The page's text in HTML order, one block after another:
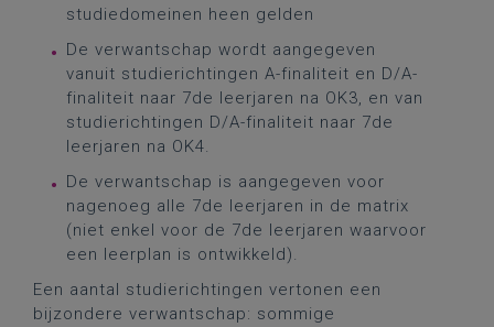
studiedomeinen heen gelden
De verwantschap wordt aangegeven
vanuit studierichtingen A-finaliteit en D/A-
finaliteit naar 7de leerjaren na OK3, en van
studierichtingen D/A-finaliteit naar 7de
leerjaren na OK4.
De verwantschap is aangegeven voor
nagenoeg alle 7de leerjaren in de matrix
(niet enkel voor de 7de leerjaren waarvoor
een leerplan is ontwikkeld).
Een aantal studierichtingen vertonen een
bijzondere verwantschap: sommige